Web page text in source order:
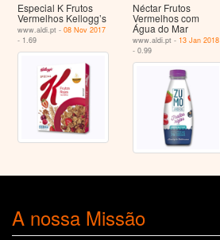
Especial K Frutos
Vermelhos Kellogg’s
www.aldi.pt -08 Nov 2017
- 1.69
Néctar Frutos
Vermelhos com
Água do Mar
www.aldi.pt - 13 Jan 2018
- 0.99
A nossa Missão